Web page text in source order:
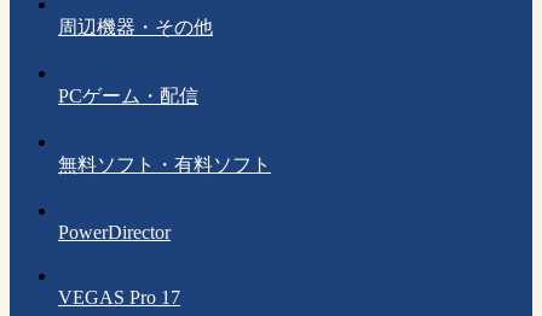
周辺機器・その他
PCゲーム・配信
無料ソフト・有料ソフト
PowerDirector
VEGAS Pro 17